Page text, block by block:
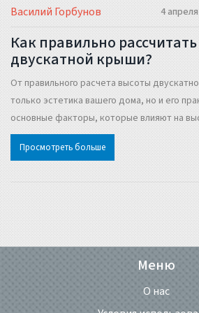
Василий Горбунов 4
Как правильно
двускатной крыши?
От правильного расчета высоты
только эстетика вашего дома, но и его
основные факторы, которые влияют на
угол наклона и климатические условия.
учесть нагрузку от снега и ветра, чтобы
Просмотреть больше
Меню
О нас